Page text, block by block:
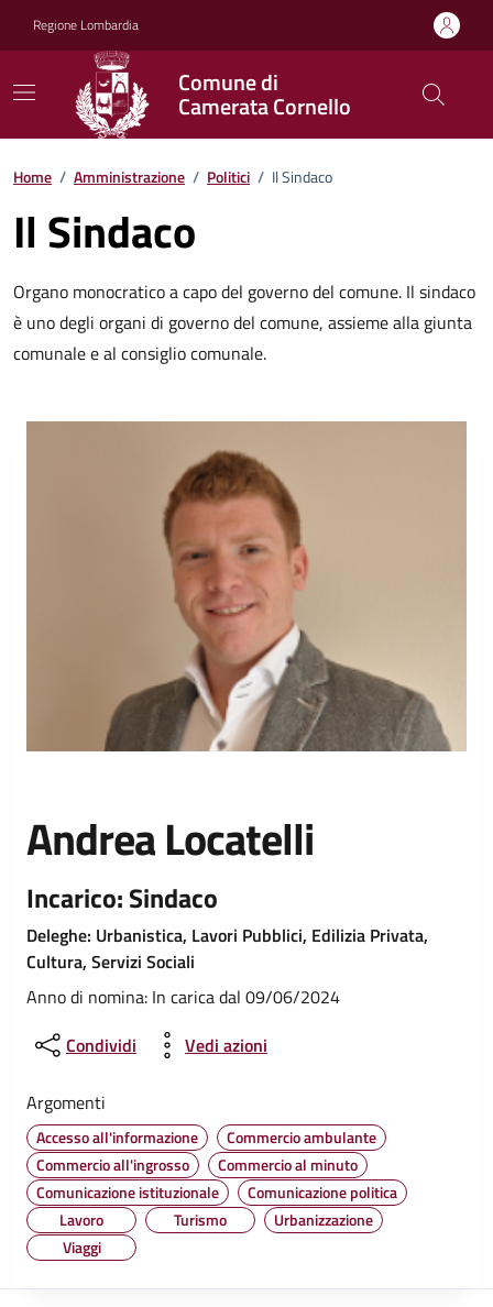
Regione Lombardia
Comune di
Camerata Cornello
Home / Amministrazione / Politici / Il Sindaco
Il Sindaco
Organo monocratico a capo del governo del comune. Il sindaco
è uno degli organi di governo del comune, assieme alla giunta
comunale e al consiglio comunale.
Andrea Locatelli
Incarico: Sindaco
Deleghe: Urbanistica, Lavori Pubblici, Edilizia Privata,
Cultura, Servizi Sociali
Anno di nomina: In carica dal 09/06/2024
Condividi
Vedi azioni
Argomenti
Accesso all'informazione
Commercio ambulante
Commercio all'ingrosso
Commercio al minuto
Comunicazione istituzionale
Comunicazione politica
Lavoro
Turismo
Urbanizzazione
Viaggi